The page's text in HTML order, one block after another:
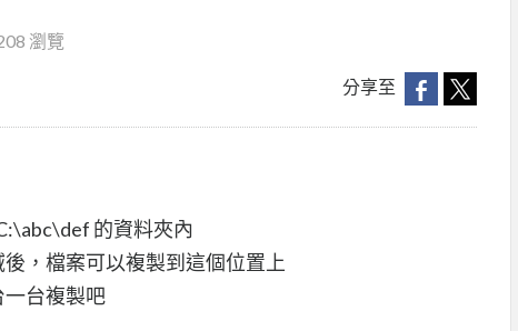
瀏覽
分享至
的資料夾內
，檔案可以複製到這個位置上
台複製吧